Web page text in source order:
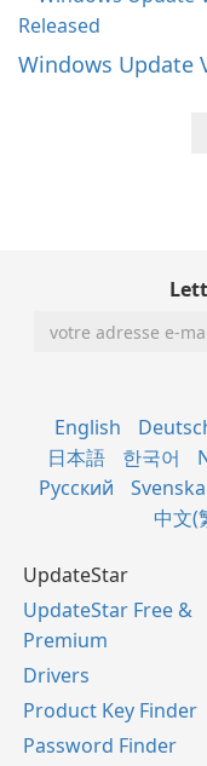
Windows Update
English
日本語
한국어
Русский
Svenska
中文(
UpdateStar
UpdateStar Free &
Premium
Drivers
Product Key Finder
Password Finder